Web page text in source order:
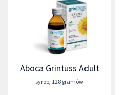
Aboca Grintuss Adult
syrop, 128 gramów